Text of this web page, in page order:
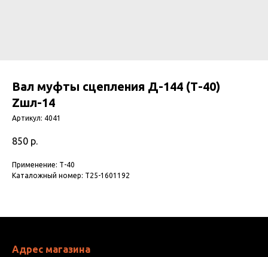
Вал муфты сцепления Д-144 (Т-40)
Zшл-14
Артикул: 4041
850 р.
Применение: Т-40
Каталожный номер: Т25-1601192
Адрес магазина